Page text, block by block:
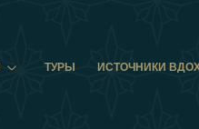
ТУРЫ ИСТОЧНИКИ